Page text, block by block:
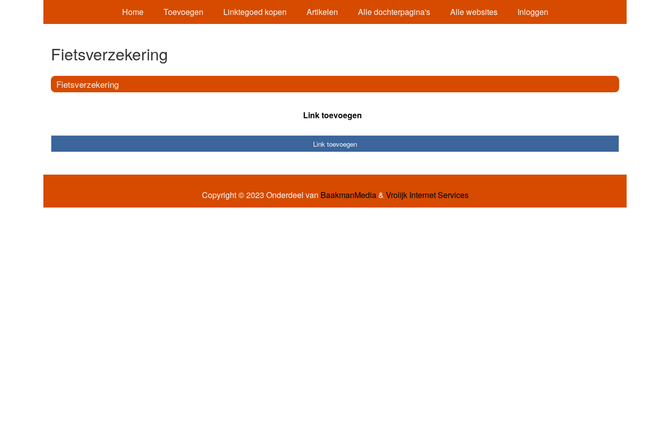
Home Toevoegen Linktegoed kopen Artikelen Alle dochterpagina's Alle websites Inloggen
Fietsverzekering
Fietsverzekering
Link toevoegen
Link toevoegen
Copyright © 2023 Onderdeel van BaakmanMedia& Vrolijk Internet Services